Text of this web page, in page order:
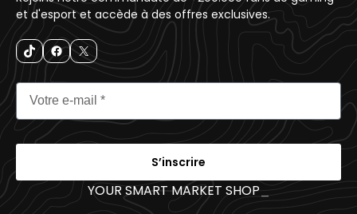
et d'esport et accède à des offres exclusives.
S’inscrire
YOUR SMART MARKET SHOP _